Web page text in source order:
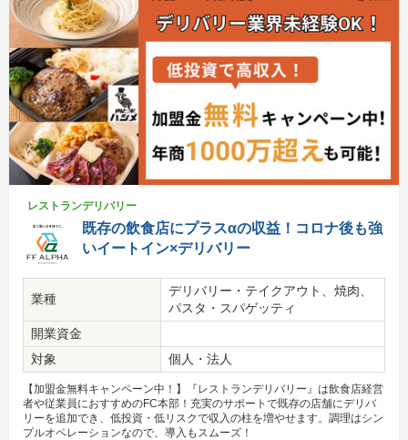
レストランデリバリー
既存の飲食店にプラスαの収益！コロナ後も強
いイートイン×デリバリー
業種
デリバリー・テイクアウト、焼肉、
パスタ・スパゲッティ
開業資金
対象
個人・法人
【加盟金無料キャンペーン中！】『レストランデリバリー』は飲食店経営
者や従業員におすすめのFC本部！充実のサポートで既存の店舗にデリバ
リーを追加でき、低投資・低リスクで収入の柱を増やせます。調理はシン
プルオペレーションなので、導入もスムーズ！